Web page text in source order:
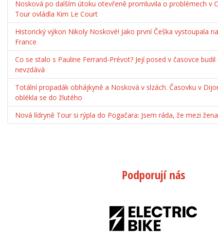
Nosková po dalším útoku otevřeně promluvila o problémech v
Tour ovládla Kim Le Court
Historický výkon Nikoly Noskové! Jako první Češka vystoupala
France
Co se stalo s Pauline Ferrand-Prévot? Její posed v časovce
nevzdává
Totální propadák obhájkyně a Nosková v slzách. Časovku v
oblékla se do žlutého
Nová lídryně Tour si rýpla do Pogačara: Jsem ráda, že mezi
Podporují nás